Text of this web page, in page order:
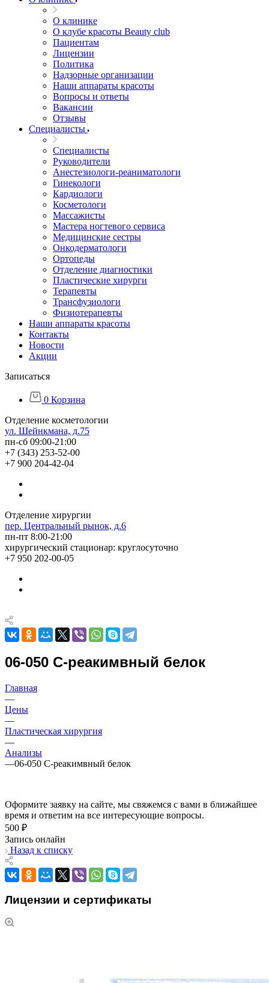
О клинике
О клубе красоты Beauty club
Пациентам
Лицензии
Политика
Надзорные организации
Наши аппараты красоты
Вопросы и ответы
Вакансии
Отзывы
Специалисты
Специалисты
Руководители
Анестезиологи-реаниматологи
Гинекологи
Кардиологи
Косметологи
Массажисты
Мастера ногтевого сервиса
Медицинские сестры
Онкодерматологи
Ортопеды
Отделение диагностики
Пластические хирурги
Терапевты
Трансфузиологи
Физиотерапевты
Наши аппараты красоты
Контакты
Новости
Акции
Записаться
0 Корзина
Отделение косметологии
ул. Шейнкмана, д.75
пн-сб 09:00-21:00
+7 (343) 253-52-00
+7 900 204-42-04
Отделение хирургии
пер. Центральный рынок, д.6
пн-пт 8:00-21:00
хирургический стационар: круглосуточно
+7 950 202-00-05
06-050 С-реакимвный белок
Главная
—
Цены
—
Пластическая хирургия
—
Анализы
—06-050 С-реакимвный белок
Оформите заявку на сайте, мы свяжемся с вами в ближайшее
время и ответим на все интересующие вопросы.
500 ₽
Запись онлайн
Назад к списку
Лицензии и сертификаты